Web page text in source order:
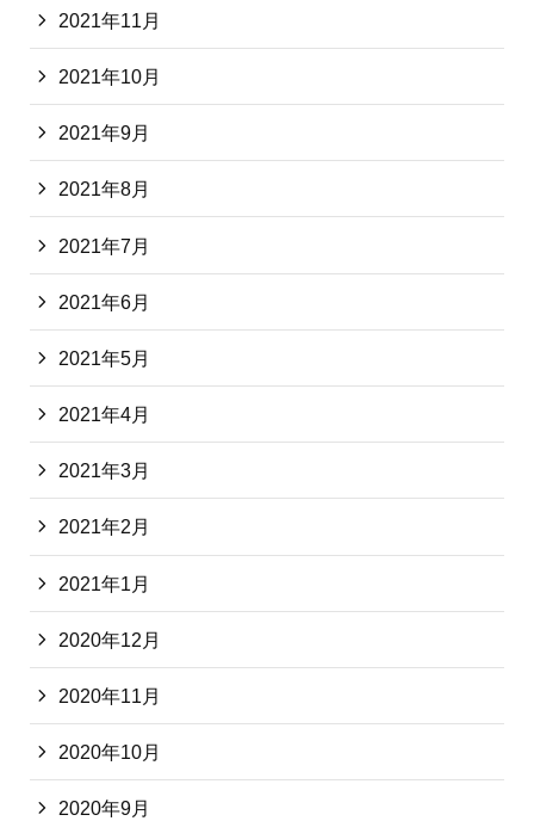
2021年11月
2021年10月
2021年9月
2021年8月
2021年7月
2021年6月
2021年5月
2021年4月
2021年3月
2021年2月
2021年1月
2020年12月
2020年11月
2020年10月
2020年9月